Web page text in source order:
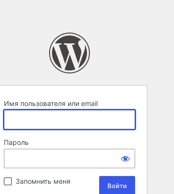
Имя пользователя или email
Пароль
Запомнить меня